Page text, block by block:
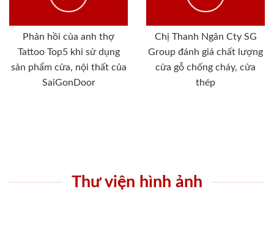
Phản hồi của anh thợ
Tattoo Top5 khi sử dụng
sản phẩm cửa, nội thất của
SaiGonDoor
Chị Thanh Ngân Cty SG
Group đánh giá chất lượng
cửa gỗ chống cháy, cửa
thép
Thư viện hình ảnh